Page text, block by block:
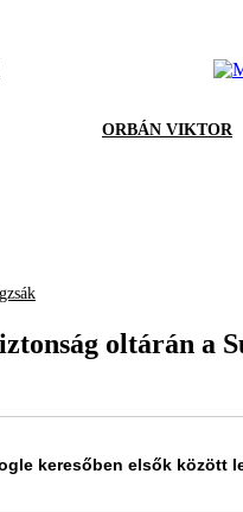
ORBÁN VIKTOR
oltárán a
keresőben elsők között